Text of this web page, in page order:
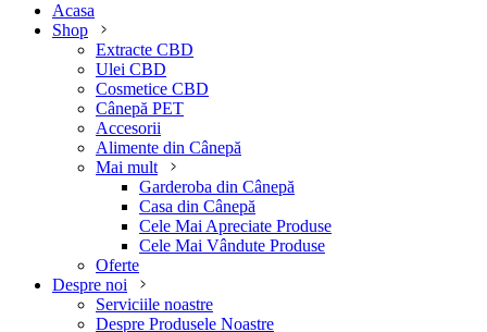
Acasa
Shop
Extracte CBD
Ulei CBD
Cosmetice CBD
Cânepă PET
Accesorii
Alimente din Cânepă
Mai mult
Garderoba din Cânepă
Casa din Cânepă
Cele Mai Apreciate Produse
Cele Mai Vândute Produse
Oferte
Despre noi
Serviciile noastre
Despre Produsele Noastre